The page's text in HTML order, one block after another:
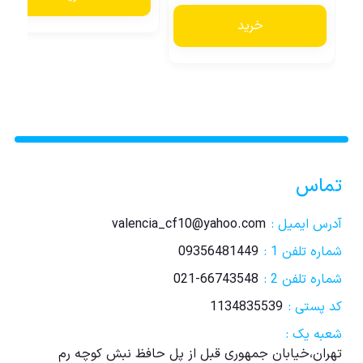
خرید
تماس
آدرس ایمیل : valencia_cf10@yahoo.com
شماره تلفن 1 :
09356481449
شماره تلفن 2 :
021-66743548
کد پستی : 1134835539
شعبه یک :
تهران،خیابان جمهوری قبل از پل حافظ نبش کوچه رم